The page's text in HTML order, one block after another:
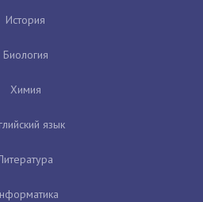
История
Биология
Химия
язык